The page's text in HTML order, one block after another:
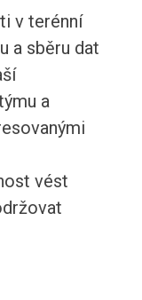
v terénní
a sběru dat
a
vést